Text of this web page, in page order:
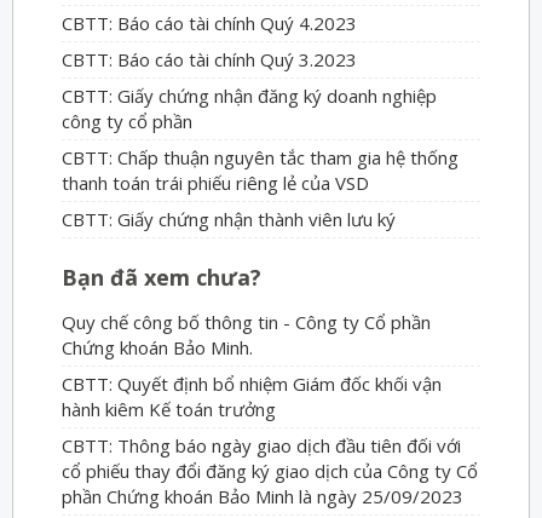
CBTT: Báo cáo tài chính Quý 4.2023
CBTT: Báo cáo tài chính Quý 3.2023
CBTT: Giấy chứng nhận đăng ký doanh nghiệp
công ty cổ phần
CBTT: Chấp thuận nguyên tắc tham gia hệ thống
thanh toán trái phiếu riêng lẻ của VSD
CBTT: Giấy chứng nhận thành viên lưu ký
Bạn đã xem chưa?
Quy chế công bố thông tin - Công ty Cổ phần
Chứng khoán Bảo Minh.
CBTT: Quyết định bổ nhiệm Giám đốc khối vận
hành kiêm Kế toán trưởng
CBTT: Thông báo ngày giao dịch đầu tiên đối với
cổ phiếu thay đổi đăng ký giao dịch của Công ty Cổ
phần Chứng khoán Bảo Minh là ngày 25/09/2023